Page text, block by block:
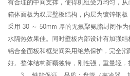
箱体面板为双层壁板结构，内层为镀锌钢
采用 30 ～ 50mm 厚的无氟聚氨脂封闭作
水隔热效果佳。同时壁板内部设计有加强结
铝合金面板和框架间采用绝热保护，完全
好。整体结构新颖独特，刚性强，重量轻，
3 、性能保证，品质：盘管（表冷器、